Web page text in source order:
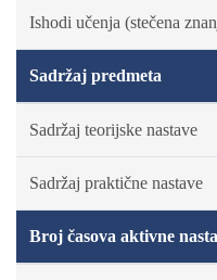
Ishodi učenja (stečena
Sadržaj predmeta
Sadržaj teorijske nastave
Sadržaj praktične nastave
Broj časova aktivne